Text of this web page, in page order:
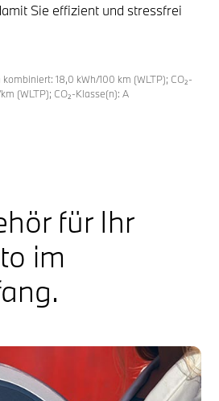
Sie effizient und stressfrei
18,0 kWh/100 km (WLTP); CO₂-
(WLTP); CO₂-Klasse(n): A
für Ihr
im